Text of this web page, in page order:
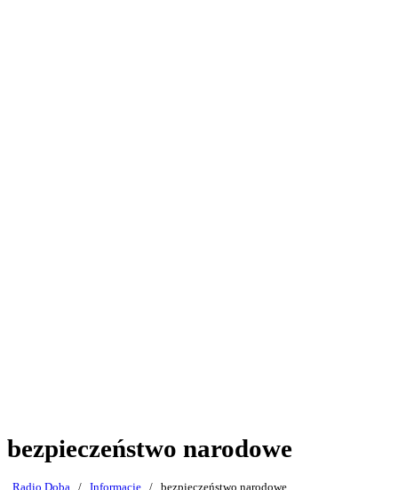
bezpieczeństwo narodowe
Radio Doba / Informacje / bezpieczeństwo narodowe